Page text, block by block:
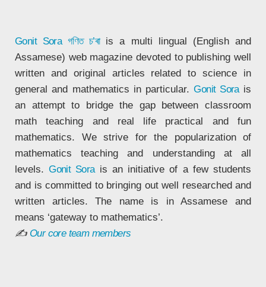
Gonit Sora গণিত চ’ৰাis a multi lingual (English and
Assamese) web magazine devoted to publishing well
written and original articles related to science in
general and mathematics in particular.Gonit Sorais
an attempt to bridge the gap between classroom
math teaching and real life practical and fun
mathematics. We strive for the popularization of
mathematics teaching and understanding at all
levels.Gonit Sorais an initiative of a few students
and is committed to bringing out well researched and
written articles. The name is in Assamese and
means ‘gateway to mathematics’.
✍ Our core team members